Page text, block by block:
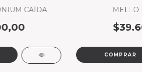
CAÍDA MELLO